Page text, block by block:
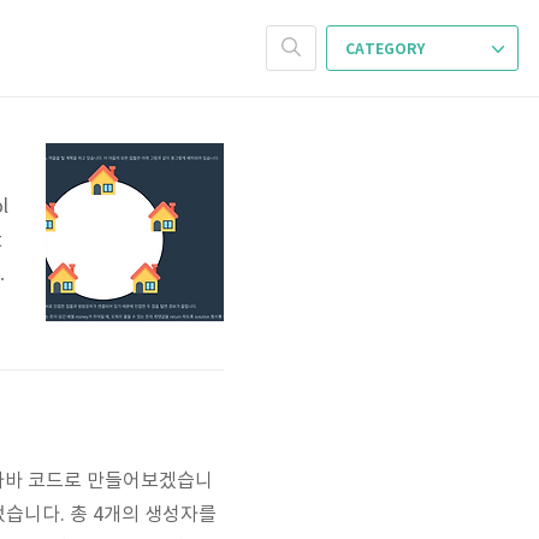
CATEGORY
코드로 만들어보겠습니
니다. 총 4개의 생성자를